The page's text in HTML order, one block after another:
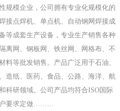
规模企业，公司拥有专业化规模化的
接点焊机、单点机、自动钢网焊接成
等成套生产设备，专业生产销售各种
离网、钢板网、铁丝网、网格布、不
料等批发销售。产品广泛用于石油、
造纸、医药、食品、公路、海洋、航
科研领域。公司产品均符合ISO国际
户要求定做………